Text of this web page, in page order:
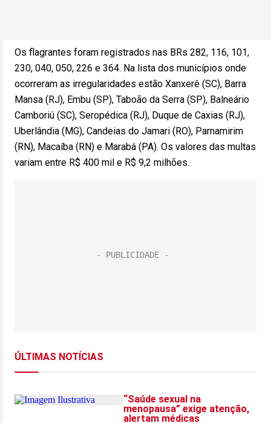
Os flagrantes foram registrados nas BRs 282, 116, 101,
230, 040, 050, 226 e 364. Na lista dos municípios onde
ocorreram as irregularidades estão Xanxerê (SC), Barra
Mansa (RJ), Embu (SP), Taboão da Serra (SP), Balneário
Camboriú (SC), Seropédica (RJ), Duque de Caxias (RJ),
Uberlândia (MG), Candeias do Jamari (RO), Parnamirim
(RN), Macaíba (RN) e Marabá (PA). Os valores das multas
variam entre R$ 400 mil e R$ 9,2 milhões.